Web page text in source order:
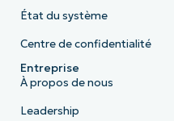
État du système
Centre de confidentialité
Entreprise
À propos de nous
Leadership